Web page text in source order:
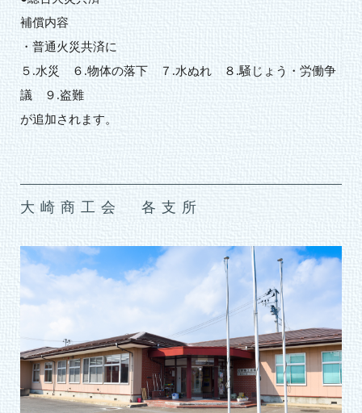
補償内容
・普通火災共済に
５.水災 ６.物体の落下 ７.水ぬれ ８.騒じょう・労働争
議 ９.盗難
が追加されます。
大崎商工会 各支所